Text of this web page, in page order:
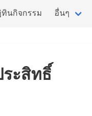
นกิจกรรม อื่นๆ
ะสิทธิ์